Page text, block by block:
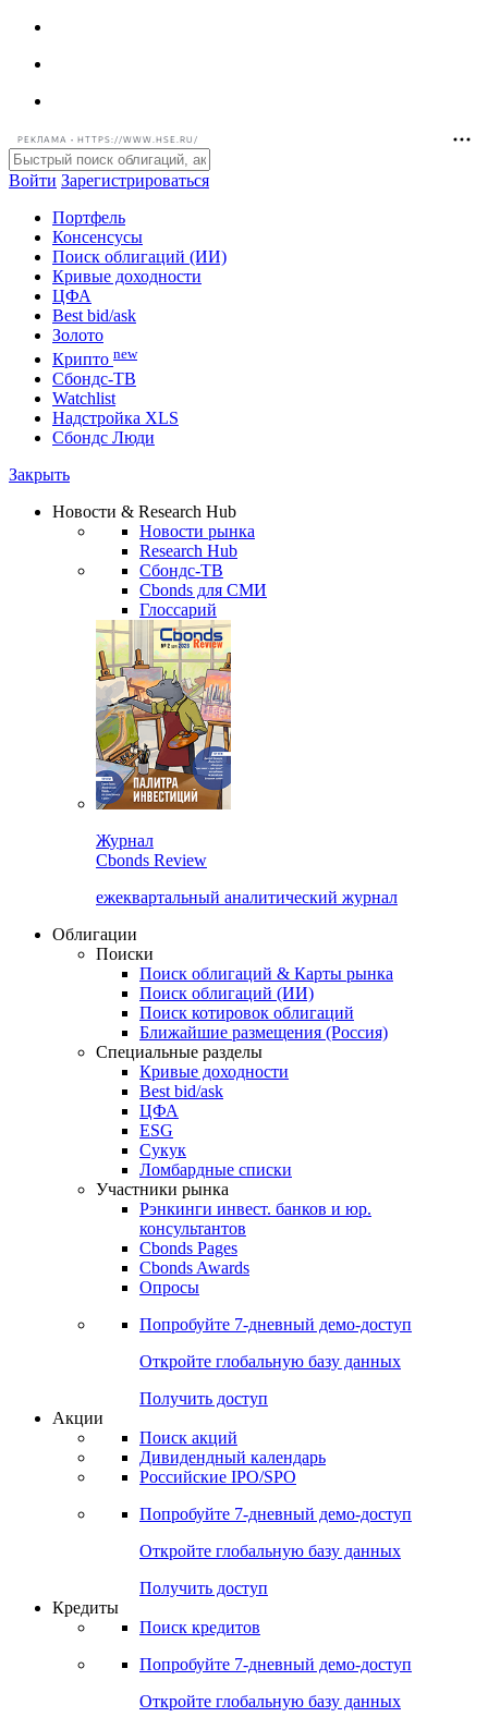
РЕКЛАМА • HTTPS://WWW.HSE.RU/
Войти Зарегистрироваться
Портфель
Консенсусы
Поиск облигаций (ИИ)
Кривые доходности
ЦФА
Best bid/ask
Золото
Крипто new
Watchlist
Сбондс Люди
Новости & Research Hub
Новости рынка
Research Hub
Сбондс-ТВ
Cbonds для СМИ
Глоссарий
Cbonds Review
ежеквартальный аналитический журнал
Облигации
Поиски
Поиск облигаций & Карты рынка
Поиск облигаций (ИИ)
Поиск котировок облигаций
Ближайшие размещения (Россия)
Специальные разделы
Кривые доходности
Best bid/ask
ЦФА
ESG
Сукук
Ломбардные списки
Участники рынка
Рэнкинги инвест. банков и юр.
Cbonds Pages
Опросы
Попробуйте7-дневный
Откройте глобальную базу данных
Получить доступ
Поиск акций
Российские IPO/SPO
Попробуйте7-дневный
Откройте глобальную базу данных
Получить доступ
Поиск кредитов